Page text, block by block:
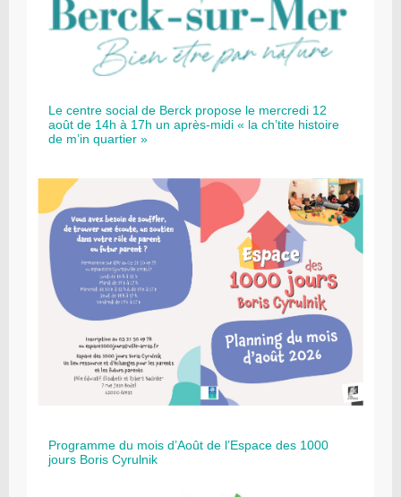
Le centre social de Berck propose le mercredi 12
août de 14h à 17h un après-midi « la ch’tite histoire
de m’in quartier »
Programme du mois d’Août de l’Espace des 1000
jours Boris Cyrulnik